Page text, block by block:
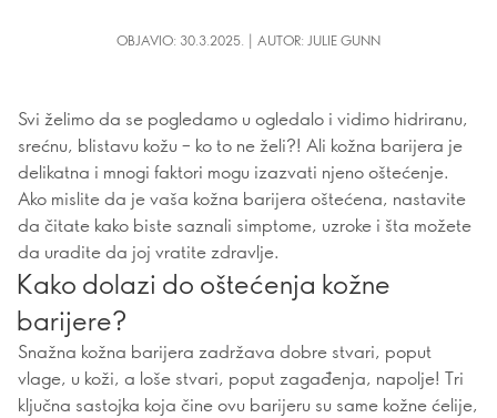
OBJAVIO: 30.3.2025. | AUTOR: JULIE GUNN
Svi želimo da se pogledamo u ogledalo i vidimo hidriranu,
srećnu, blistavu kožu – ko to ne želi?! Ali kožna barijera je
delikatna i mnogi faktori mogu izazvati njeno oštećenje.
Ako mislite da je vaša kožna barijera oštećena, nastavite
da čitate kako biste saznali simptome, uzroke i šta možete
da uradite da joj vratite zdravlje.
Kako dolazi do oštećenja kožne
barijere?
Snažna kožna barijera zadržava dobre stvari, poput
vlage, u koži, a loše stvari, poput zagađenja, napolje! Tri
ključna sastojka koja čine ovu barijeru su same kožne ćelije,